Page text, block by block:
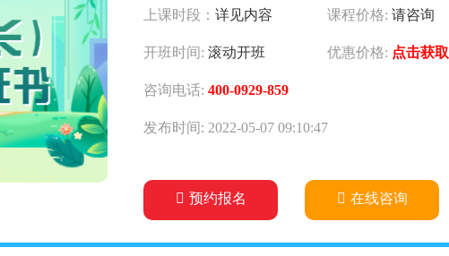
上课时段： 详见内容 课程价格: 请咨询
开班时间: 滚动开班 优惠价格: 点击获取
咨询电话: 400-0929-859
发布时间: 2022-05-07 09:10:47
预约报名 在线咨询